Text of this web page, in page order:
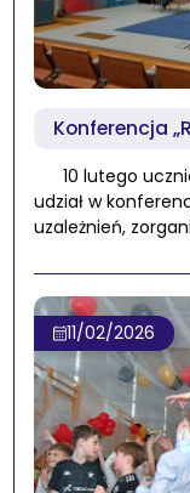
Konferencja
10 lutego
udział w
uzależnień,
11/02/2026